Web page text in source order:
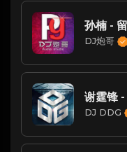
DJ炮哥
DJ DDG